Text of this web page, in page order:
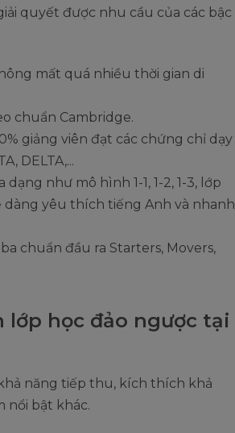
quyết được nhu cầu của các bậc
mất quá nhiều thời gian di
chuẩn Cambridge.
giảng viên đạt các chứng chỉ dạy
DELTA,...
như mô hình 1-1, 1-2, 1-3, lớp
dàng yêu thích tiếng Anh và nhanh
chuẩn đầu ra Starters, Movers,
lớp học đảo ngược tại
năng tiếp thu, kích thích khả
nổi bật khác.